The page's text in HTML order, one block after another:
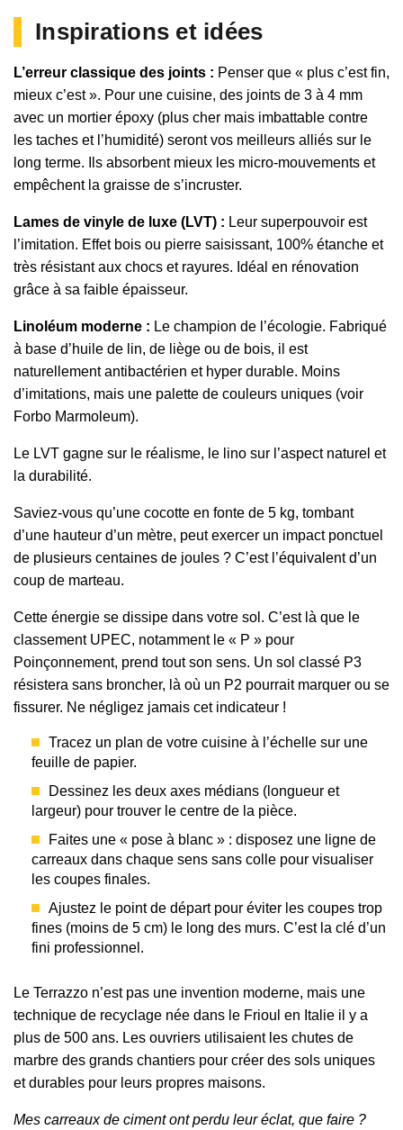
Inspirations et idées
L’erreur classique des joints : Penser que « plus c’est fin,
mieux c’est ». Pour une cuisine, des joints de 3 à 4 mm
avec un mortier époxy (plus cher mais imbattable contre
les taches et l’humidité) seront vos meilleurs alliés sur le
long terme. Ils absorbent mieux les micro-mouvements et
empêchent la graisse de s’incruster.
Lames de vinyle de luxe (LVT) : Leur superpouvoir est
l’imitation. Effet bois ou pierre saisissant, 100% étanche et
très résistant aux chocs et rayures. Idéal en rénovation
grâce à sa faible épaisseur.
Linoléum moderne : Le champion de l’écologie. Fabriqué
à base d’huile de lin, de liège ou de bois, il est
naturellement antibactérien et hyper durable. Moins
d’imitations, mais une palette de couleurs uniques (voir
Forbo Marmoleum).
Le LVT gagne sur le réalisme, le lino sur l’aspect naturel et
la durabilité.
Saviez-vous qu’une cocotte en fonte de 5 kg, tombant
d’une hauteur d’un mètre, peut exercer un impact ponctuel
de plusieurs centaines de joules ? C’est l’équivalent d’un
coup de marteau.
Cette énergie se dissipe dans votre sol. C’est là que le
classement UPEC, notamment le « P » pour
Poinçonnement, prend tout son sens. Un sol classé P3
résistera sans broncher, là où un P2 pourrait marquer ou se
fissurer. Ne négligez jamais cet indicateur !
Tracez un plan de votre cuisine à l’échelle sur une
feuille de papier.
Dessinez les deux axes médians (longueur et
largeur) pour trouver le centre de la pièce.
Faites une « pose à blanc » : disposez une ligne de
carreaux dans chaque sens sans colle pour visualiser
les coupes finales.
Ajustez le point de départ pour éviter les coupes trop
fines (moins de 5 cm) le long des murs. C’est la clé d’un
fini professionnel.
Le Terrazzo n’est pas une invention moderne, mais une
technique de recyclage née dans le Frioul en Italie il y a
plus de 500 ans. Les ouvriers utilisaient les chutes de
marbre des grands chantiers pour créer des sols uniques
et durables pour leurs propres maisons.
Mes carreaux de ciment ont perdu leur éclat, que faire ?